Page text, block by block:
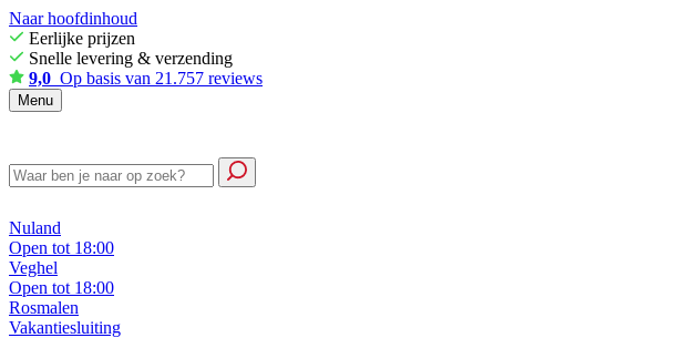
Naar hoofdinhoud
Eerlijke prijzen
Snelle levering & verzending
9,0 Op basis van 21.757 reviews
Menu
Nuland
Open tot 18:00
Veghel
Open tot 18:00
Rosmalen
Vakantiesluiting